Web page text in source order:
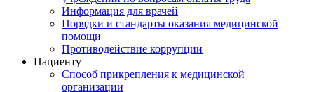
Информация для врачей
Порядки и стандарты оказания медицинской
помощи
Противодействие коррупции
Пациенту
Способ прикрепления к медицинской
организации